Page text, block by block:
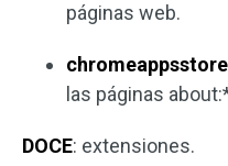
páginas web.
las páginas
DOCE: extensiones.